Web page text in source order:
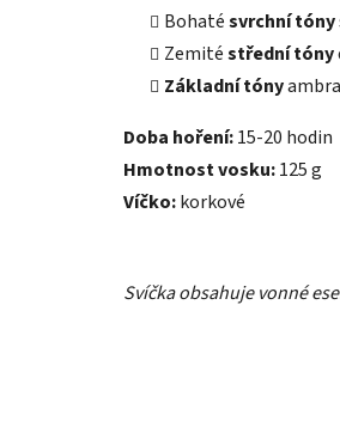
Bohatésvrchní tóny
Zemitéstřední tóny
Základní tóny
Doba hoření:15-20 hodin
Hmotnost vosku:125 g
Víčko:korkové
Svíčka obsahuje vonné